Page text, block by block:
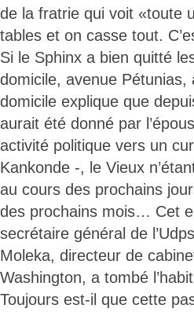
de la fratrie qui voit «toute
tables et on casse tout.
Si le Sphinx a bien quitté
domicile, avenue
domicile explique que
aurait été donné par
activité politique vers un
Kankonde -, le Vieux
au cours des prochains
des prochains mois… Cet
secrétaire général de
Moleka, directeur de
Washington, a tombé
Toujours est-il que cette